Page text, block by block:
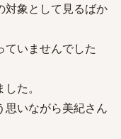
対象として見るばか
ていませんでした
た。
思いながら美紀さん